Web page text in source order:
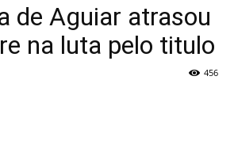
de Aguiar atrasou
na luta pelo titulo
456